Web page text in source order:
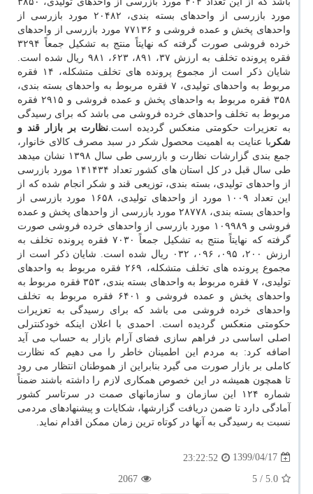
مورد بازرسی از واحدهای بسته بندی، ۲۰۴۸۲ مورد بازرسی از
واحدهای پخش و عمده فروشی و ۷۷۱۳۶ مورد بازرسی از واحدهای
خرده فروشی صورت گرفته که نهایتاً منتج به تشکیل جمعاً ۳۲۹۴
فقره پرونده تخلف به ارزش ۳۷، ۸۹۱، ۶۲۳، ۹۸۱ ریال شده است.
شایان ذکر است از مجموع پرونده های تخلف متشکله، ۱۴ فقره
مربوط به واحدهای تولیدی، ۷ فقره مربوط به واحدهای بسته بندی،
۳۵۸ فقره مربوط به واحدهای پخش و عمده فروشی و ۲۹۱۵ فقره
مربوط به تخلف واحدهای خرده فروشی می باشد که برای رسیدگی
به تعزیرات حکومتی منعکس گردیده است.نظارت بر بازار قند و
شکر با عنایت به اهمیت محصول شکر در سبد مصرف کالای خانوار،
جمع بندی گزارشات نظارت و بازرسی طی سال ۱۳۹۸ نشان میدهد
طی سال قبل در کل استان های کشور تعداد ۱۴۱۴۳۴ مورد بازرسی
از واحدهای تولیدی، بسته بندی، توزیعی قند و شکر انجام شده که از
این تعداد ۱۰۰۹ مورد از واحدهای تولیدی، ۱۶۵۸ مورد بازرسی از
واحدهای بسته بندی، ۲۸۷۷۸ مورد بازرسی از واحدهای پخش و عمده
فروشی و ۱۰۹۹۸۹ مورد بازرسی از واحدهای خرده فروشی صورت
گرفته که نهایتاً منتج به تشکیل جمعاً ۷۰۳۰ فقره پرونده تخلف به
ارزش ۲۰۰، ۰۹۵، ۰۹۶، ۰۳۲ ریال شده است. شایان ذکر است از
مجموع پرونده های تخلف متشکله، ۲۶۹ فقره مربوط به واحدهای
تولیدی، ۷ فقره مربوط به واحدهای بسته بندی، ۳۵۳ فقره مربوط به
واحدهای پخش و عمده فروشی و ۶۴۰۱ فقره مربوط به تخلف
واحدهای خرده فروشی می باشد که برای رسیدگی به تعزیرات
حکومتی منعکس گردیده است. احمدی با اعلان اینکه خودکنترلی
اصلی اساسی در فراهم سازی فضای آرام بازار به حساب می آید
اضافه کرد: به مردم این اطمینان خاطر را می دهیم که نظارت
کاملی بر بازار صورت می گیرد بنابراین از هموطنان انتظار می رود
تا همچون همیشه در این خصوص همکاری لازم را داشته باشند ضمناً
شماره ۱۲۴ این سازمان و سازمانهای صمت در سرتاسر کشور
آمادگی دارد تا ضمن دریافت گزارشها، شکایات و پیشنهادهای مردمی
نسبت به رسیدگی به آنها در کوتاه ترین زمان ممکن اقدام نماید.
1399/04/17
23:22:52
5.0
/ 5
2067